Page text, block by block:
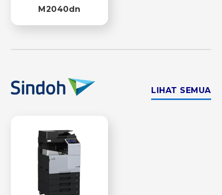
M2040dn
LIHAT SEMUA